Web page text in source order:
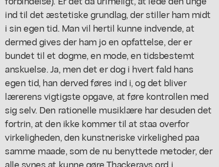
ind til det æstetiske grundlag, der stiller ham midt
i sin egen tid. Man vil hertil kunne indvende, at
dermed gives der ham jo en opfattelse, der er
bundet til et dogme, en mode, en tidsbestemt
anskuelse. Ja, men det er dog i hvert fald hans
egen tid, han derved føres ind i, og det bliver
lærerens vigtigste opgave, at føre kontrollen med
sig selv. Den rationelle musiklære har desuden det
fortrin, at den ikke kommer til at staa overfor
virkeligheden, den kunstneriske virkelighed paa
samme maade, som de nu benyttede metoder, der
alle synes at kunne gøre Thackerays ord i